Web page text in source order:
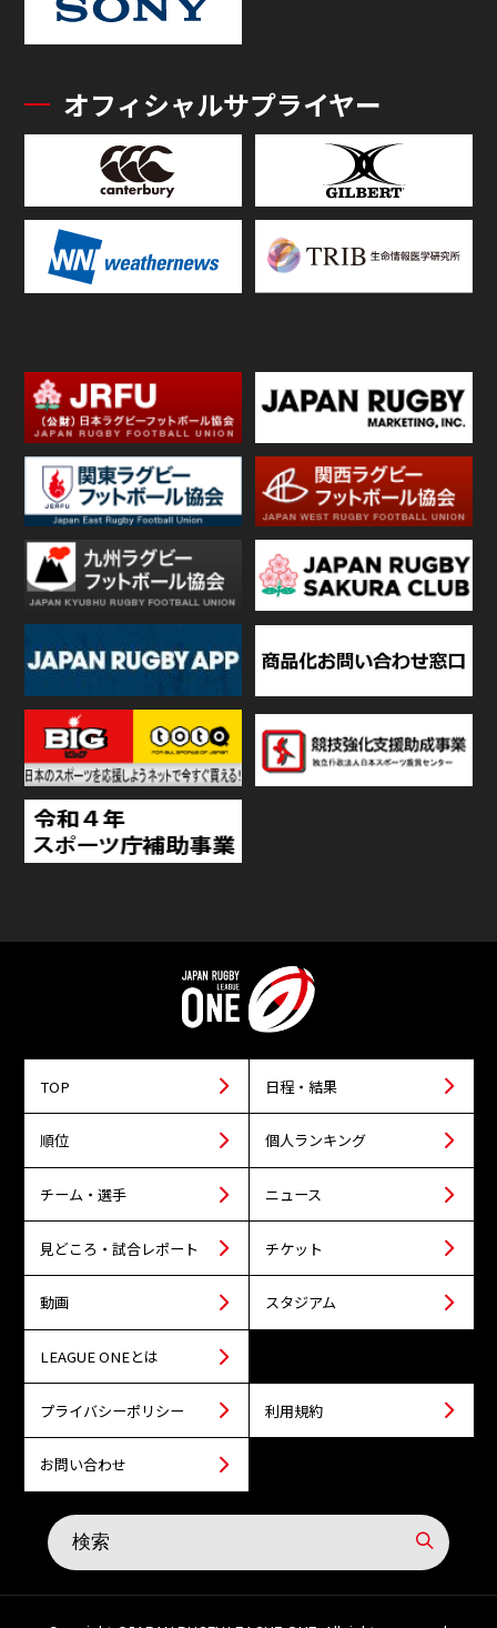
オフィシャルサプライヤー
TOP 日程・結果
順位 個人ランキング
チーム・選手 ニュース
見どころ・試合レポート チケット
動画 スタジアム
LEAGUE ONEとは
プライバシーポリシー 利用規約
お問い合わせ